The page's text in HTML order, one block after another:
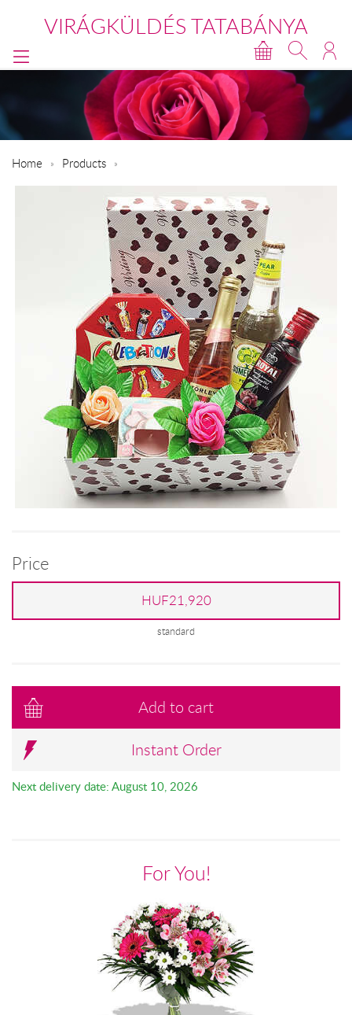
VIRÁGKÜLDÉS TATABÁNYA
Home Products
Price
HUF21,920
standard
Add to cart
Instant Order
Next delivery date: August 10, 2026
For You!